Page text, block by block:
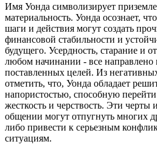
Имя Уонда символизирует
материальность. Уонда осознает,
шаги и действия могут создать
финансовой стабильности и
будущего. Усердность, старание и
любом начинании - все направлено
поставленных целей. Из
отметить, что, Уонда обладает
напористостью, способную
жесткость и черствость. Эти черты
общении могут отпугнуть многих
либо привести к серьезным
ситуациям.